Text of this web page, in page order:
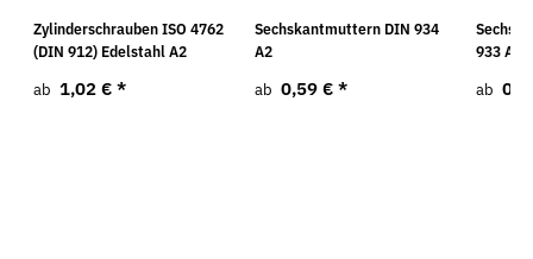
Zylinderschrauben ISO 4762
(DIN 912) Edelstahl A2
ab 1,02 € *
Sechskantmuttern DIN 934
A2
ab 0,59 € *
933 A2
ab